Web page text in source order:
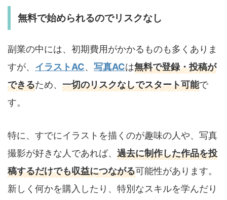
無料で始められるのでリスクなし
副業の中には、初期費用がかかるものも多くありま
すが、 イラストAC、 写真ACは無料で登録・投稿が
できるため、 一切のリスクなしでスタート可能で
す。
特に、すでにイラストを描くのが趣味の人や、写真
撮影が好きな人であれば、 過去に制作した作品を投
稿するだけでも収益につながる可能性があります。
新しく何かを購入したり、特別なスキルを学んだり